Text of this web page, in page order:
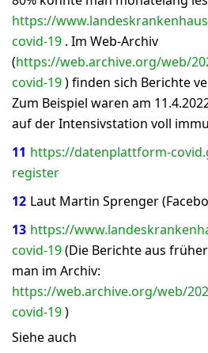
https://
covid-19 . Im Web-Archiv
(https://web.archive.org/web/
covid-19) finden sich Berichte
Zum Beispiel waren am
auf der Intensivstation voll
11 https://datenplattform-
register
12 Laut Martin Sprenger
13 https://
covid-19(Die Berichte aus
man im Archiv:
https://web.archive.org/web/
covid-19)
Siehe auch